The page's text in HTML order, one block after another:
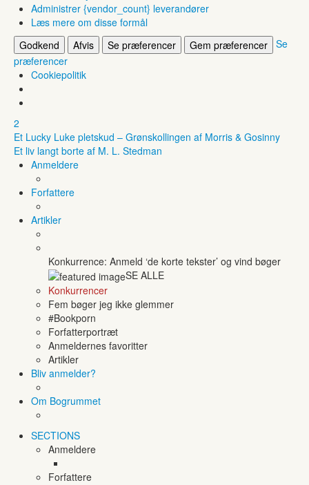
Administrer {vendor_count} leverandører
Læs mere om disse formål
Godkend
Afvis Se præferencer Gem præferencer Se
præferencer
Cookiepolitik
2
Et Lucky Luke pletskud – Grønskollingen af Morris & Gosinny
Et liv langt borte af M. L. Stedman
Anmeldere
Forfattere
Artikler
Konkurrence: Anmeld ‘de korte tekster’ og vind bøger
SE ALLE
Konkurrencer
Fem bøger jeg ikke glemmer
#Bookporn
Forfatterportræt
Anmeldernes favoritter
Artikler
Bliv anmelder?
Om Bogrummet
SECTIONS
Anmeldere
Forfattere